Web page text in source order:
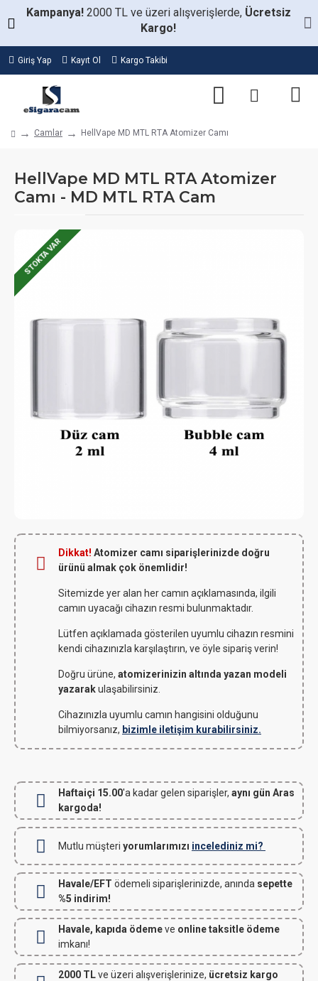
Kampanya! 2000 TL ve üzeri alışverişlerde, Ücretsiz
Kargo!
Giriş Yap Kayıt Ol Kargo Takibi
Camlar HellVape MD MTL RTA Atomizer Camı
HellVape MD MTL RTA Atomizer
Camı - MD MTL RTA Cam
STOKTA VAR
Dikkat! Atomizer camı siparişlerinizde doğru
ürünü almak çok önemlidir!
Sitemizde yer alan her camın açıklamasında, ilgili
camın uyacağı cihazın resmi bulunmaktadır.
Lütfen açıklamada gösterilen uyumlu cihazın resmini
kendi cihazınızla karşılaştırın, ve öyle sipariş verin!
Doğru ürüne, atomizerinizin altında yazan modeli
yazarakulaşabilirsiniz.
Cihazınızla uyumlu camın hangisini olduğunu
bilmiyorsanız, bizimle iletişim kurabilirsiniz.
Haftaiçi 15.00'a kadar gelen siparişler, aynı gün Aras
kargoda!
Mutlu müşteri yorumlarımızı incelediniz mi?
Havale/EFT ödemeli siparişlerinizde, anında sepette
%5 indirim!
Havale, kapıda ödemeve online taksitle ödeme
imkanı!
2000 TLve üzeri alışverişlerinize, ücretsiz kargo